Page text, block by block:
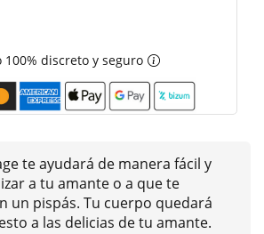
100% discreto y seguro
te ayudará de manera fácil y
a tu amante o a que te
un pispás. Tu cuerpo quedará
a las delicias de tu amante.